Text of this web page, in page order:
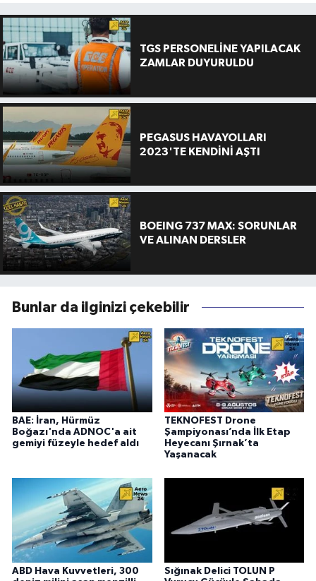
TGS PERSONELİNE YAPILACAK
ZAMLAR DUYURULDU
PEGASUS HAVAYOLLARI
2023'TE KENDİNİ AŞTI
BOEING 737 MAX: SORUNLAR
VE ALINAN DERSLER
Bunlar da ilginizi çekebilir
BAE: İran, Hürmüz
Boğazı'nda ADNOC'a ait
gemiyi füzeyle hedef aldı
TEKNOFEST Drone
Şampiyonası’nda İlk Etap
Heyecanı Şırnak’ta
Yaşanacak
ABD Hava Kuvvetleri, 300
Sığınak Delici TOLUN P